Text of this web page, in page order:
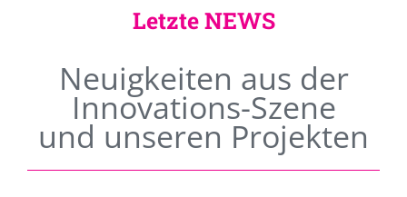
Letzte NEWS
Neuigkeiten aus der
Innovations-Szene
und unseren Projekten